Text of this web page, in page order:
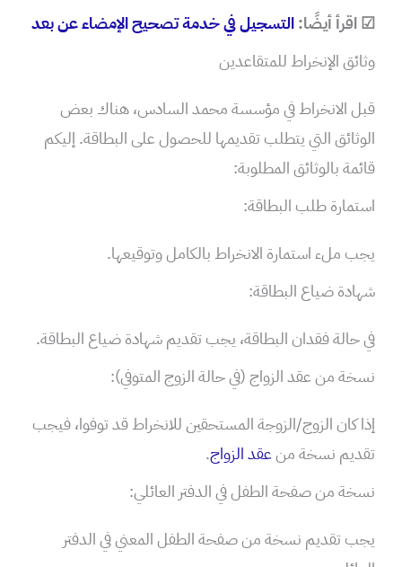
☑ اقرأ أيضًا:التسجيل في خدمة تصحيح الإمضاء عن بعد
وثائق الإنخراط للمتقاعدين
قبل الانخراط في مؤسسة محمد السادس، هناك بعض
الوثائق التي يتطلب تقديمها للحصول على البطاقة. إليكم
قائمة بالوثائق المطلوبة:
استمارة طلب البطاقة:
يجب ملء استمارة الانخراط بالكامل وتوقيعها.
شهادة ضياع البطاقة:
في حالة فقدان البطاقة، يجب تقديم شهادة ضياع البطاقة.
نسخة من عقد الزواج (في حالة الزوج المتوفي):
إذا كان الزوج/الزوجة المستحقين للانخراط قد توفوا، فيجب
تقديم نسخة منعقد الزواج.
نسخة من صفحة الطفل في الدفتر العائلي:
يجب تقديم نسخة من صفحة الطفل المعني في الدفتر